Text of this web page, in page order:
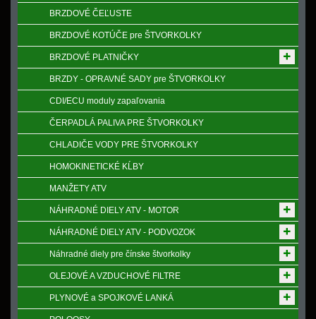
BRZDOVÉ ČEĽUSTE
BRZDOVÉ KOTÚČE pre ŠTVORKOLKY
BRZDOVÉ PLATNIČKY
BRZDY - OPRAVNÉ SADY pre ŠTVORKOLKY
CDI/ECU moduly zapaľovania
ČERPADLÁ PALIVA PRE ŠTVORKOLKY
CHLADIČE VODY PRE ŠTVORKOLKY
HOMOKINETICKÉ KĹBY
MANŽETY ATV
NÁHRADNÉ DIELY ATV - MOTOR
NÁHRADNÉ DIELY ATV - PODVOZOK
Náhradné diely pre čínske štvorkolky
OLEJOVÉ A VZDUCHOVÉ FILTRE
PLYNOVÉ a SPOJKOVÉ LANKÁ